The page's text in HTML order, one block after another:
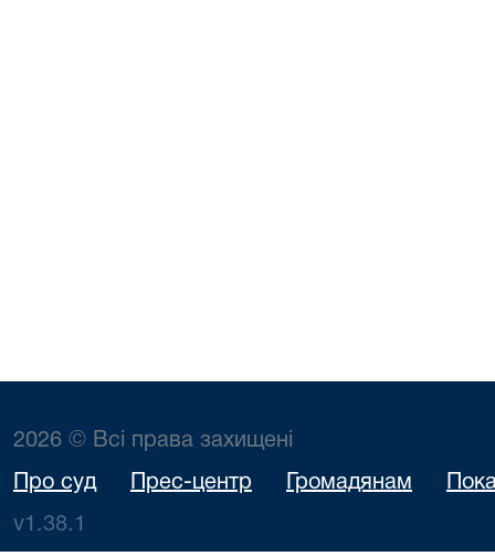
2026 © Всі права захищені
Про суд Прес-центр Громадянам
v1.38.1